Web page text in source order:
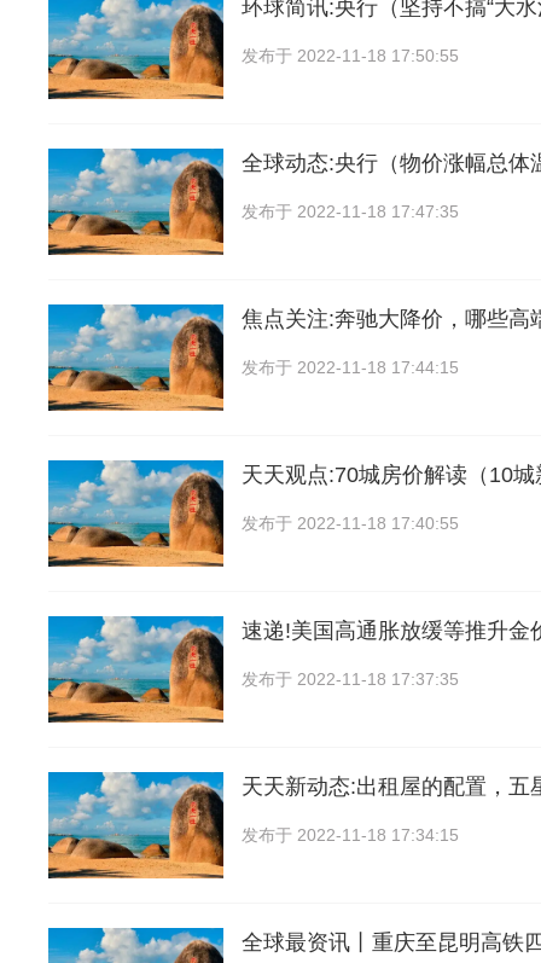
环球简讯:央行（坚持不搞“大水
发布于 2022-11-18 17:50:55
全球动态:央行（物价涨幅总体
发布于 2022-11-18 17:47:35
焦点关注:奔驰大降价，哪些高
发布于 2022-11-18 17:44:15
天天观点:70城房价解读（10
发布于 2022-11-18 17:40:55
速递!美国高通胀放缓等推升金
发布于 2022-11-18 17:37:35
天天新动态:出租屋的配置，五
发布于 2022-11-18 17:34:15
全球最资讯丨重庆至昆明高铁